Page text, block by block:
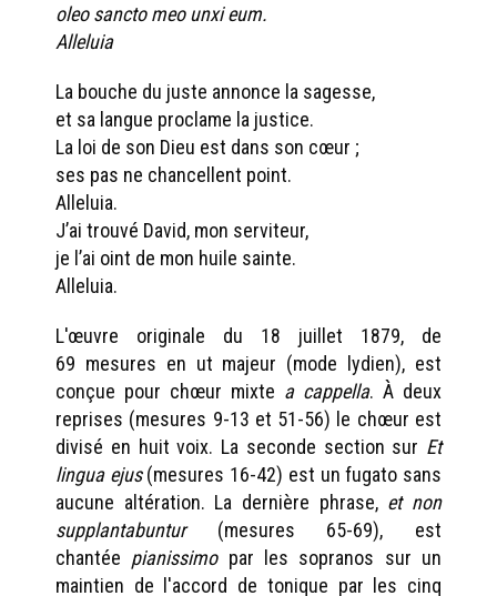
oleo sancto meo unxi eum.
Alleluia
La bouche du juste annonce la sagesse,
et sa langue proclame la justice.
La loi de son Dieu est dans son cœur ;
ses pas ne chancellent point.
Alleluia.
J’ai trouvé David, mon serviteur,
je l’ai oint de mon huile sainte.
Alleluia.
L'œuvre originale du 18 juillet 1879, de
69 mesures en ut majeur (mode lydien), est
conçue pour chœur mixte a cappella. À deux
reprises (mesures 9-13 et 51-56) le chœur est
divisé en huit voix. La seconde section sur Et
lingua ejus(mesures 16-42) est un fugato sans
aucune altération. La dernière phrase, et non
supplantabuntur(mesures 65-69), est
chantée pianissimo par les sopranos sur un
maintien de l'accord de tonique par les cinq